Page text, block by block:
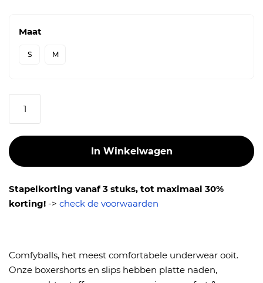
Maat
S M
In Winkelwagen
Stapelkorting vanaf 3 stuks, tot maximaal 30%
korting! -> check de voorwaarden
Comfyballs, het meest comfortabele underwear ooit.
Onze boxershorts en slips hebben platte naden,